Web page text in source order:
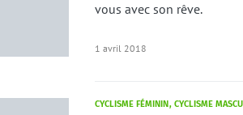
vous avec son rêve.
1 avril 2018
CYCLISME FÉMININ CYCLISME